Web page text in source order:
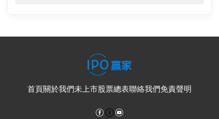
首頁關於我們未上市股票總表聯絡我們免責聲明
Facebook